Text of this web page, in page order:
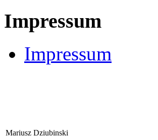
Impressum
Impressum
Mariusz Dziubinski